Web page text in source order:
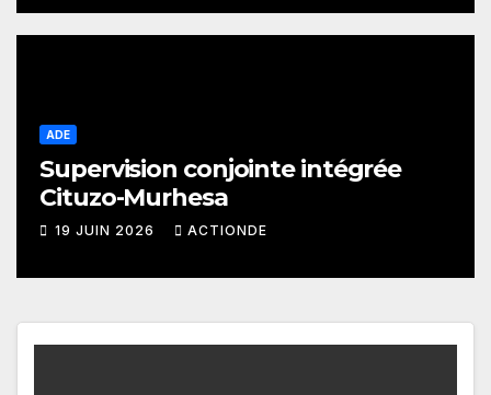
ADE
Supervision conjointe intégrée
Cituzo-Murhesa
19 JUIN 2026 ACTIONDE